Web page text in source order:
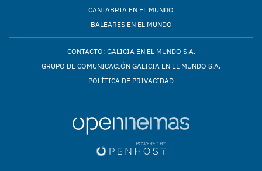
CANTABRIA EN EL MUNDO
BALEARES EN EL MUNDO
CONTACTO: GALICIA EN EL MUNDO S.A.
GRUPO DE COMUNICACIÓN GALICIA EN EL MUNDO S.A.
POLÍTICA DE PRIVACIDAD